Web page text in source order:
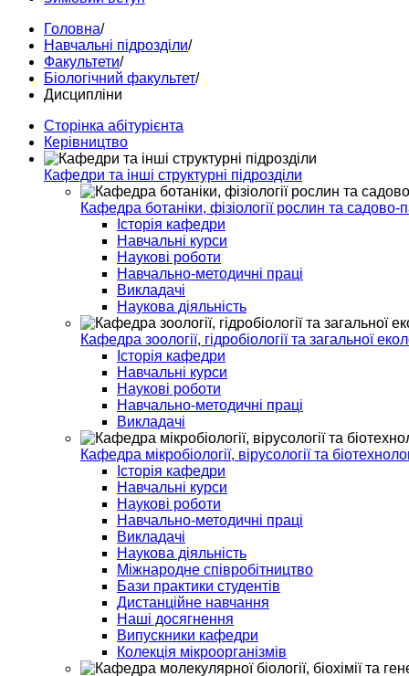
Головна/
Навчальні підрозділи/
Факультети/
Біологічний факультет/
Дисципліни
Сторінка абітурієнта
Керівництво
Кафедри та інші структурні підрозділи
Кафедра ботаніки, фізіології рослин та
Історія кафедри
Навчальні курси
Наукові роботи
Навчально-методичні праці
Викладачі
Наукова діяльність
Кафедра зоології, гідробіології та загальної
Історія кафедри
Навчальні курси
Наукові роботи
Навчально-методичні праці
Викладачі
Кафедра мікробіології, вірусології та
Історія кафедри
Навчальні курси
Наукові роботи
Навчально-методичні праці
Викладачі
Наукова діяльність
Міжнародне співробітництво
Бази практики студентів
Дистанційне навчання
Наші досягнення
Випускники кафедри
Колекція мікроорганізмів